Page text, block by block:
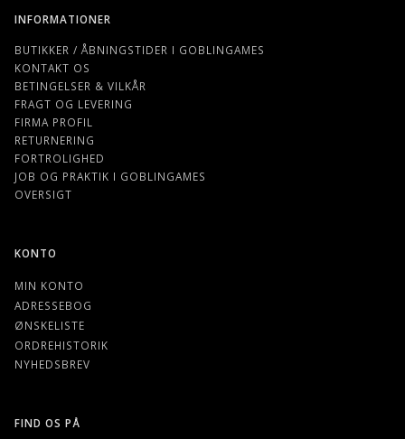
INFORMATIONER
BUTIKKER / ÅBNINGSTIDER I GOBLINGAMES
KONTAKT OS
BETINGELSER & VILKÅR
FRAGT OG LEVERING
FIRMA PROFIL
RETURNERING
FORTROLIGHED
JOB OG PRAKTIK I GOBLINGAMES
OVERSIGT
KONTO
MIN KONTO
ADRESSEBOG
ØNSKELISTE
ORDREHISTORIK
NYHEDSBREV
FIND OS PÅ